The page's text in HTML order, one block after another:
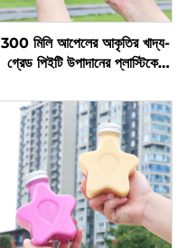
300 মিলি আপেলের আকৃতির খাদ্য-
গ্রেড পিইটি উপাদানের প্লাস্টিকের
ধারণ করতে পারে, সৃজনশীল ডিজাইন,
শিশুদের পছন্দ